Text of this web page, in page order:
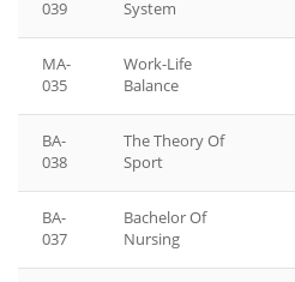
039
System
MA-
035
Work-Life
Balance
BA-
038
The Theory Of
Sport
BA-
037
Bachelor Of
Nursing